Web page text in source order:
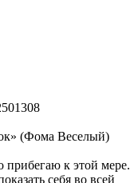
(Фома Веселый)
к этой мере.
себя во всей